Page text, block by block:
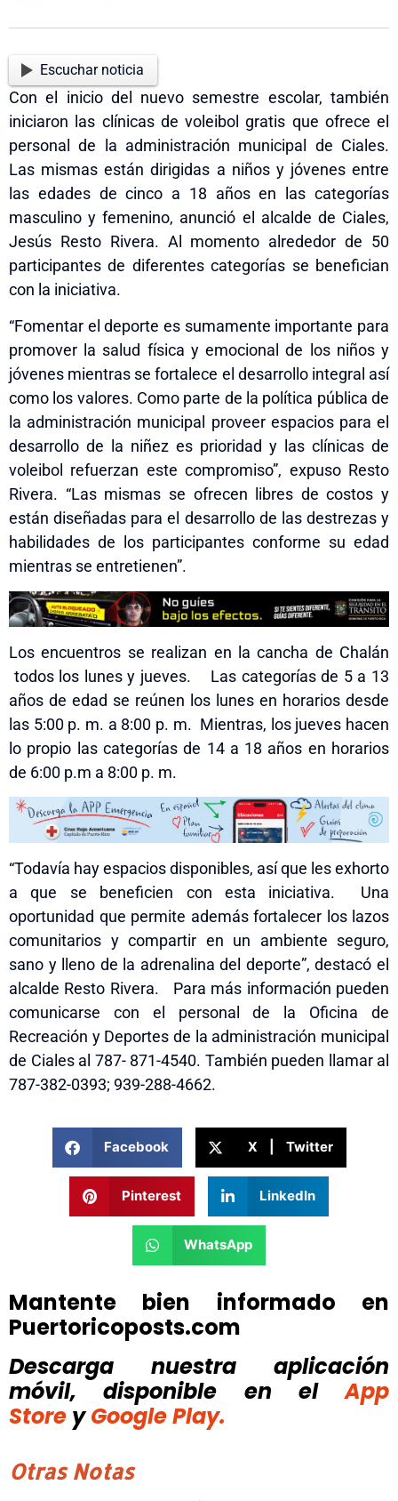
Escuchar noticia
Con el inicio del nuevo semestre escolar, también
iniciaron las clínicas de voleibol gratis que ofrece el
personal de la administración municipal de Ciales.
Las mismas están dirigidas a niños y jóvenes entre
las edades de cinco a 18 años en las categorías
masculino y femenino, anunció el alcalde de Ciales,
Jesús Resto Rivera. Al momento alrededor de 50
participantes de diferentes categorías se benefician
con la iniciativa.
“Fomentar el deporte es sumamente importante para
promover la salud física y emocional de los niños y
jóvenes mientras se fortalece el desarrollo integral así
como los valores. Como parte de la política pública de
la administración municipal proveer espacios para el
desarrollo de la niñez es prioridad y las clínicas de
voleibol
refuerzan este compromiso”, expuso Resto
Rivera. “Las mismas se ofrecen libres de costos y
están diseñadas para el desarrollo de las destrezas y
habilidades de los participantes conforme su edad
mientras se entretienen”.
Los encuentros se realizan en la cancha de Chalán
todos los lunes y jueves. Las categorías de 5 a 13
años de edad se reúnen los lunes en horarios desde
las 5:00 p. m. a 8:00 p. m. Mientras, los jueves hacen
lo propio las categorías de 14 a 18 años en horarios
de 6:00 p.m a 8:00 p. m.
“Todavía hay espacios disponibles, así que les exhorto
a que se beneficien con esta iniciativa. Una
oportunidad que permite además fortalecer los lazos
comunitarios y compartir en un ambiente seguro,
sano y lleno de la adrenalina del deporte”, destacó el
alcalde Resto Rivera. Para más información pueden
comunicarse con el personal de la Oficina de
Recreación y Deportes de la administración municipal
de Ciales al 787- 871-4540. También pueden llamar al
787-382-0393; 939-288-4662.
Facebook X | Twitter
Pinterest LinkedIn
WhatsApp
Mantente bien informado en
Puertoricoposts.com
Descarga nuestra aplicación
móvil, disponible
en el
App
Store y Google Play.
Otras Notas